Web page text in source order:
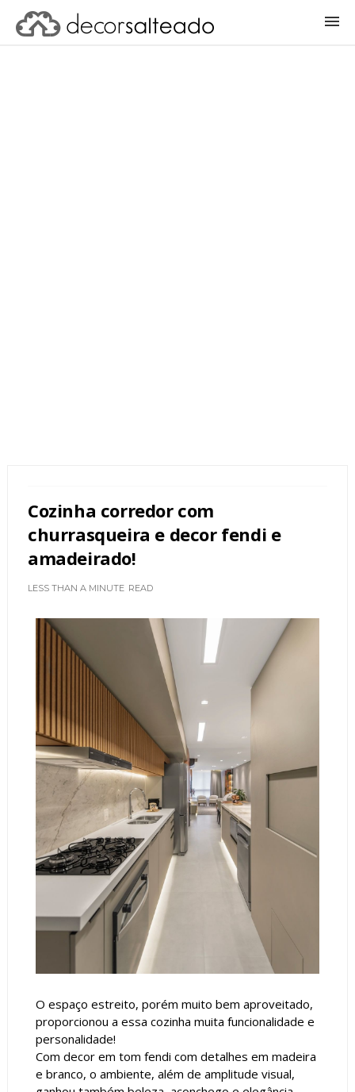
Cozinha corredor com
churrasqueira e decor fendi e
amadeirado!
LESS THAN A MINUTE READ
O espaço estreito, porém muito bem aproveitado,
proporcionou a essa cozinha muita funcionalidade e
personalidade!
Com decor em tom fendi com detalhes em madeira
e branco, o ambiente, além de amplitude visual,